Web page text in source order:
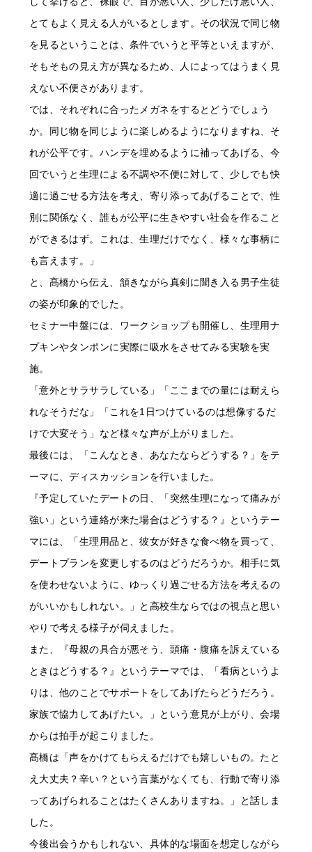
とてもよく見える人がいるとします。その状況で同じ物
を見るということは、条件でいうと平等といえますが、
そもそもの見え方が異なるため、人によってはうまく見
えない不便さがあります。
では、それぞれに合ったメガネをするとどうでしょう
か。同じ物を同じように楽しめるようになりますね、そ
れが公平です。ハンデを埋めるように補ってあげる、今
回でいうと生理による不調や不便に対して、少しでも快
適に過ごせる方法を考え、寄り添ってあげることで、性
別に関係なく、誰もが公平に生きやすい社会を作ること
ができるはず。これは、生理だけでなく、様々な事柄に
も言えます。」
と、髙橋から伝え、頷きながら真剣に聞き入る男子生徒
の姿が印象的でした。
セミナー中盤には、ワークショップも開催し、生理用ナ
プキンやタンポンに実際に吸水をさせてみる実験を実
施。
「意外とサラサラしている」「ここまでの量には耐えら
れなそうだな」「これを1日つけているのは想像するだ
けで大変そう」など様々な声が上がりました。
最後には、「こんなとき、あなたならどうする？」をテ
ーマに、ディスカッションを行いました。
『予定していたデートの日、「突然生理になって痛みが
強い」という連絡が来た場合はどうする？』というテー
マには、「生理用品と、彼女が好きな食べ物を買って、
デートプランを変更しするのはどうだろうか。相手に気
を使わせないように、ゆっくり過ごせる方法を考えるの
がいいかもしれない。」と高校生ならではの視点と思い
やりで考える様子が伺えました。
また、『母親の具合が悪そう、頭痛・腹痛を訴えている
ときはどうする？』というテーマでは、「看病というよ
りは、他のことでサポートをしてあげたらどうだろう。
家族で協力してあげたい。」という意見が上がり、会場
からは拍手が起こりました。
髙橋は「声をかけてもらえるだけでも嬉しいもの。たと
え大丈夫？辛い？という言葉がなくても、行動で寄り添
ってあげられることはたくさんありますね。」と話しま
した。
今後出会うかもしれない、具体的な場面を想定しながら